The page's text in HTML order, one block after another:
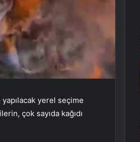
yerel seçime
çok sayıda kağıdı